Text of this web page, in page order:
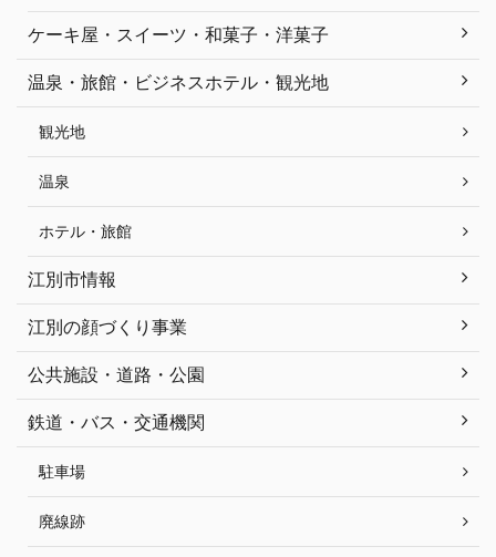
ケーキ屋・スイーツ・和菓子・洋菓子
温泉・旅館・ビジネスホテル・観光地
観光地
温泉
ホテル・旅館
江別市情報
江別の顔づくり事業
公共施設・道路・公園
鉄道・バス・交通機関
駐車場
廃線跡